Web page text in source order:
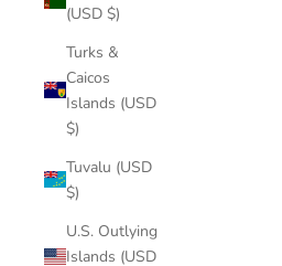
(USD $)
Turks &
Caicos
Islands (USD
$)
Tuvalu (USD
$)
U.S. Outlying
Islands (USD